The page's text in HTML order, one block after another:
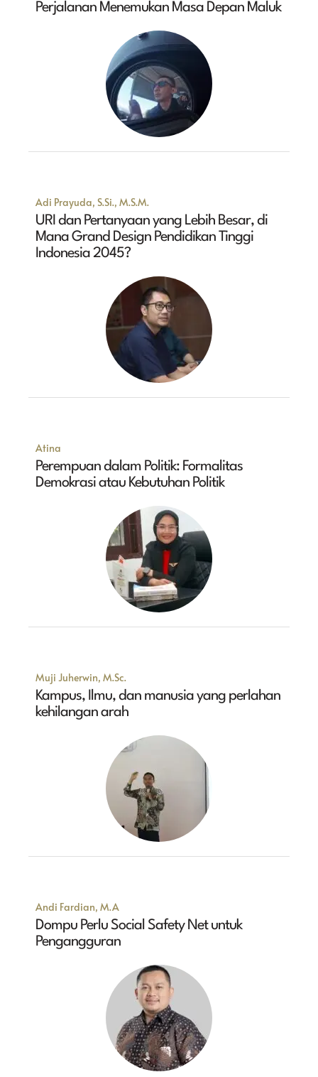
Perjalanan Menemukan Masa Depan Maluk
Adi Prayuda, S.Si., M.S.M.
URI dan Pertanyaan yang Lebih Besar, di
Mana Grand Design Pendidikan Tinggi
Indonesia 2045?
Atina
Perempuan dalam Politik: Formalitas
Demokrasi atau Kebutuhan Politik
Muji Juherwin, M.Sc.
Kampus, Ilmu, dan manusia yang perlahan
kehilangan arah
Andi Fardian, M.A
Dompu Perlu Social Safety Net untuk
Pengangguran